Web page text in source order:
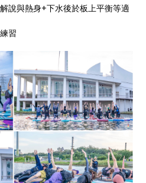
說與熱身+下水後於板上平衡等適
習